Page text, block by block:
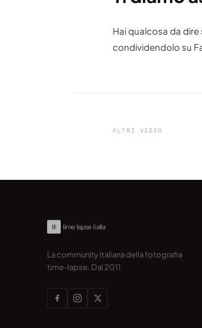
Hai qualcosa da
condividendolo su
ALTRI VIDEO
condiviso da marcofama
La community italiana della fotografia
time-lapse. Dal 2011.